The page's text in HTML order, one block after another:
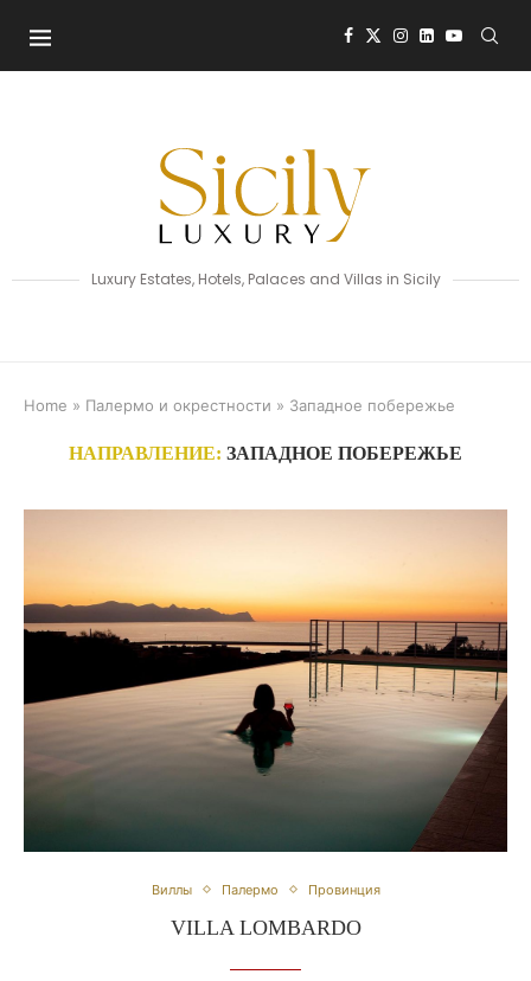
Luxury Estates, Hotels, Palaces and Villas in Sicily
Home » Палермо и окрестности » Западное побережье
НАПРАВЛЕНИЕ: ЗАПАДНОЕ ПОБЕРЕЖЬЕ
Виллы Палермо Провинция
VILLA LOMBARDO